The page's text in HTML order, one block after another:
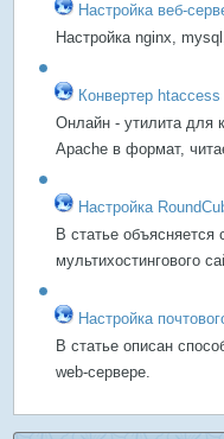
Настройка веб-
Настройка nginx,
Конвертер
Онлайн - утилита для
Apache в формат,
Настройка
В статье объясняется
мультихостингового
Настройка
В статье описан
web-сервере.